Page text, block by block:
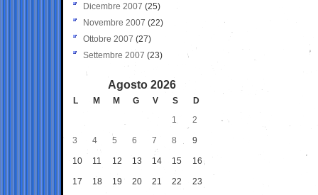
Dicembre 2007 (25)
Novembre 2007 (22)
Ottobre 2007 (27)
Settembre 2007 (23)
Agosto 2026
L M M G V S
D
1
2
3 4 5 6 7 8 9
10 11 12 13 14 15 16
17 18 19 20 21 22 23